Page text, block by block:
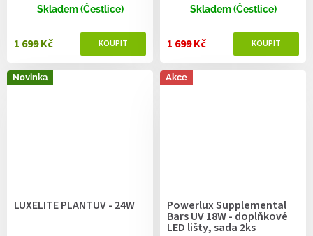
Skladem (Čestlice)
1 699 Kč
Skladem (Čestlice)
1 699 Kč
Novinka
LUXELITE PLANTUV - 24W
Akce
Powerlux Supplemental
Bars UV 18W - doplňkové
LED lišty, sada 2ks